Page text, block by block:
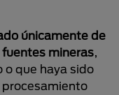
únicamente de
mineras,
o que haya sido